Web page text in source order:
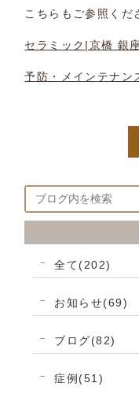
全て(202)
お知らせ(69)
ブログ(82)
症例(51)
こちらもご参照くだ
セラミック|京橋 銀
予防・メインテナン